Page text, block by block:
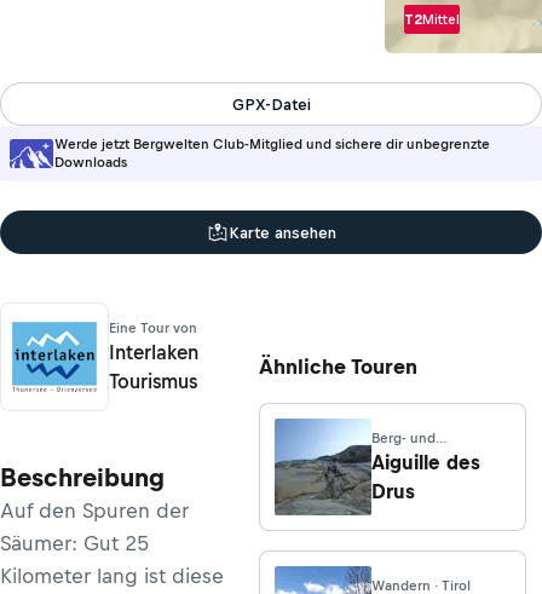
T2Mittel
Werde jetzt Bergwelten Club-Mitglied und sichere dir unbegrenzte
Downloads
GPX-Datei
Karte ansehen
Eine Tour von
Interlaken
Tourismus
Beschreibung
Auf den Spuren der
Säumer: Gut 25
Kilometer lang ist diese
Ähnliche Touren
Berg- und
Hochtouren ·
Aostatal
Aiguille des
Drus
Wandern · Tirol